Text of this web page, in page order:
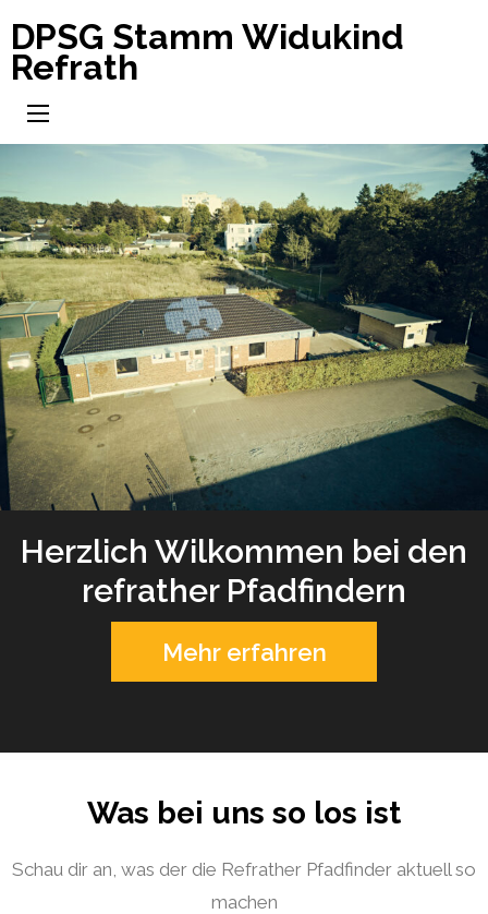
Inhalt
springen
(Enter
DPSG Stamm Widukind
Refrath
Herzlich Wilkommen bei den
refrather Pfadfindern
Mehr erfahren
Was bei uns so los ist
Schau dir an, was der die Refrather Pfadfinder aktuell so
machen